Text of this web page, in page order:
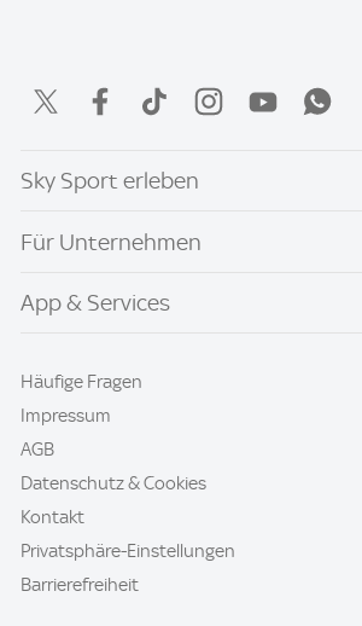
Sky Sport erleben
Für Unternehmen
App & Services
Häufige Fragen
Impressum
AGB
Datenschutz & Cookies
Kontakt
Privatsphäre-Einstellungen
Barrierefreiheit